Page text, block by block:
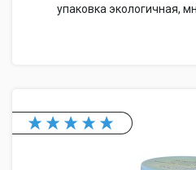
упаковка экологичная,